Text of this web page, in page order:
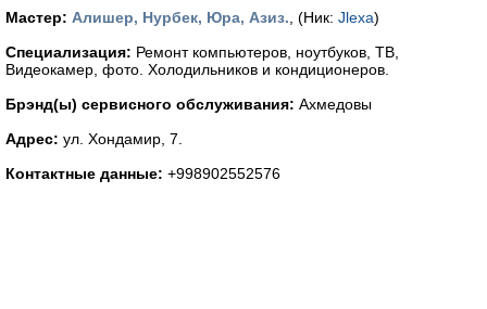
Мастер: Алишер, Нурбек, Юра, Азиз. , (Ник: Jlexa)
Специализация: Ремонт компьютеров, ноутбуков, ТВ,
Видеокамер, фото. Холодильников и кондиционеров.
Брэнд(ы) сервисного обслуживания: Ахмедовы
Адрес: ул. Хондамир, 7.
Контактные данные: +998902552576